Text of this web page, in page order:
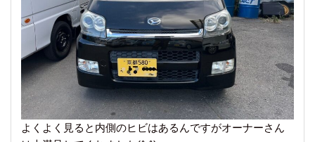
よくよく見ると内側のヒビはあるんですがオーナーさん